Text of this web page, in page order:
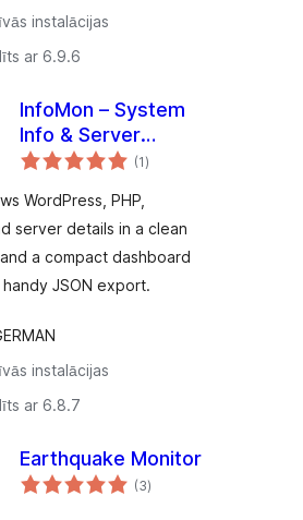
instalācijas
ar 6.9.6
InfoMon – System
Info & Server
Monitor
(1vērtējumu
kopsumma
)
WordPress, PHP,
server details in a clean
a compact dashboard
JSON export.
instalācijas
ar 6.8.7
Earthquake Monitor
(3vērtējumu
kopsumma
)